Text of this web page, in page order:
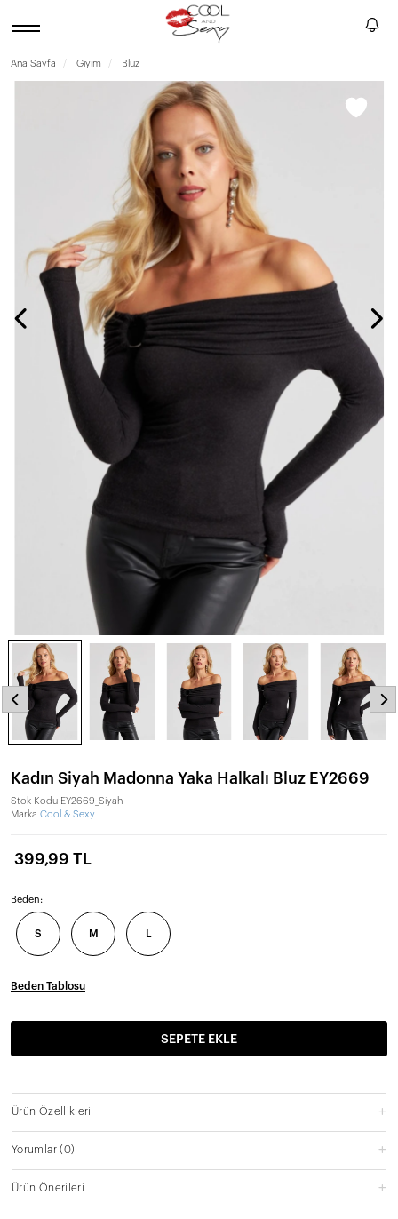
Ana Sayfa Giyim Bluz
Kadın Siyah Madonna Yaka Halkalı Bluz EY2669
Stok Kodu EY2669_Siyah
Marka Cool & Sexy
399,99 TL
Beden:
S M L
Beden Tablosu
SEPETE EKLE
Ürün Özellikleri
Yorumlar(0)
Ürün Önerileri